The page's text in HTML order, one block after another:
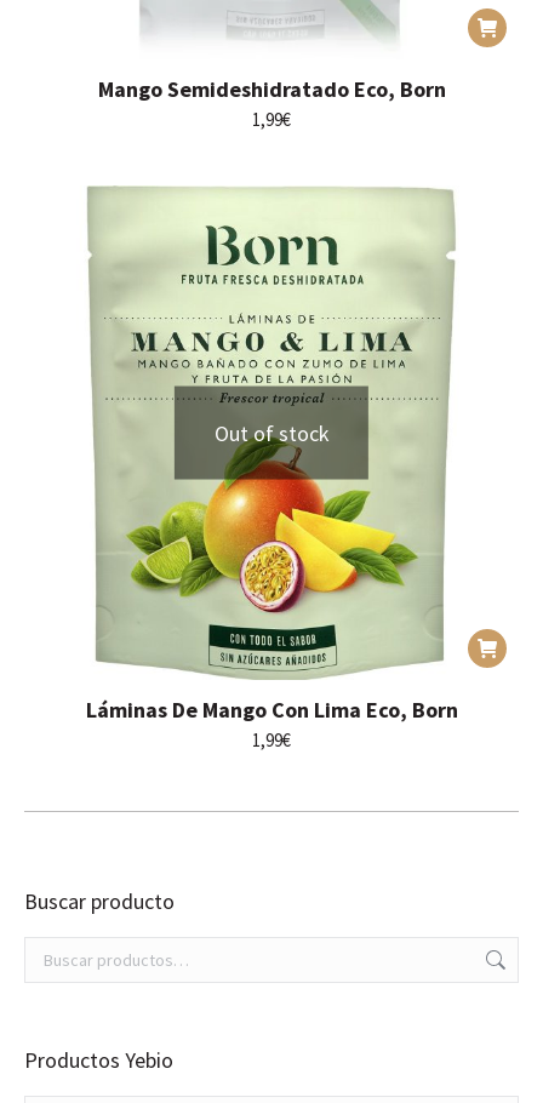
Mango Semideshidratado Eco, Born
1,99€
Out of stock
Láminas De Mango Con Lima Eco, Born
1,99€
Buscar producto
Productos Yebio